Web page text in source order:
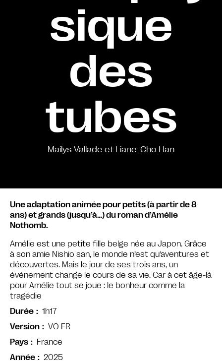
sique
des
tubes
Mailys Vallade et Liane-Cho Han
Une adaptation animée pour petits (à partir de 8
ans) et grands (jusqu’à…) du roman d’Amélie
Nothomb.
Amélie est une petite fille belge née au Japon. Grâce
à son amie Nishio san, le monde n’est qu’aventures et
découvertes. Mais le jour de ses trois ans, un
événement change le cours de sa vie. Car à cet âge-là
pour Amélie tout se joue : le bonheur comme la
tragédie
Durée
1h17
Version
VO FR
Pays
France
Année
2025